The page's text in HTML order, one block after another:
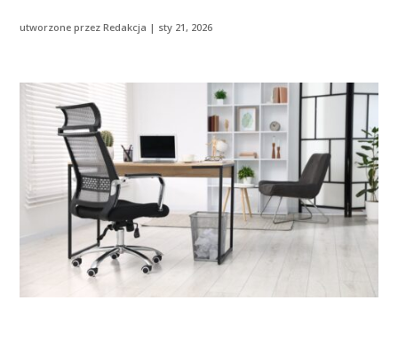
utworzone przezRedakcja | sty 21, 2026